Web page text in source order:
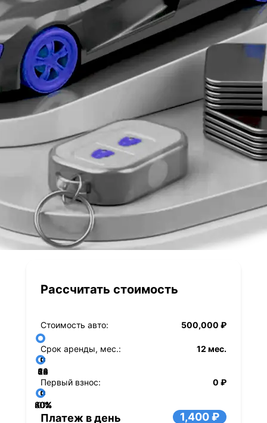
Рассчитать стоимость
Стоимость авто: 500,000 ₽
Срок аренды, мес.: 12 мес.
12
24
36
48
60
72
84
Первый взнос:
0 ₽
0%
20%
40%
60%
80%
Платеж в день 1,400 ₽